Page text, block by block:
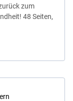
zum
48 Seiten,